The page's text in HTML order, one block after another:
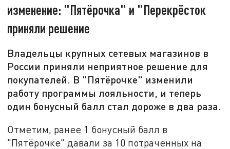
изменение: "Пятёрочка" и "Перекрёсток
приняли решение
Владельцы крупных сетевых магазинов в
России приняли неприятное решение для
покупателей. В "Пятёрочке" изменили
работу программы лояльности, и теперь
один бонусный балл стал дороже в два раза.
Отметим, ранее 1 бонусный балл в
"Пятёрочке" давали за 10 потраченных на